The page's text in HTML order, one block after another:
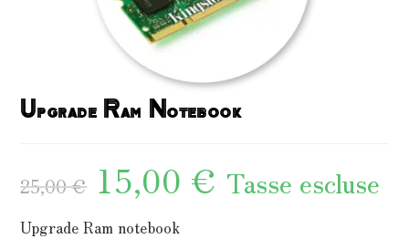
Upgrade Ram Notebook
25,00€
Il
prezzo
originale
25,00 €.
15,00 € prezzo
attuale
Tasse escluse
Upgrade Ram notebook